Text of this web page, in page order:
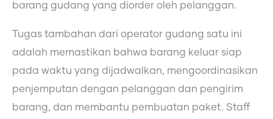
barang gudang yang diorder oleh pelanggan.
Tugas tambahan dari operator gudang satu ini
adalah memastikan bahwa barang keluar siap
pada waktu yang dijadwalkan, mengoordinasikan
penjemputan dengan pelanggan dan pengirim
barang, dan membantu pembuatan paket. Staff